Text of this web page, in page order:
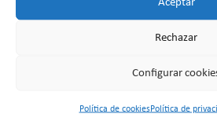
Rechazar
Configurar
Política de cookiesPolítica de